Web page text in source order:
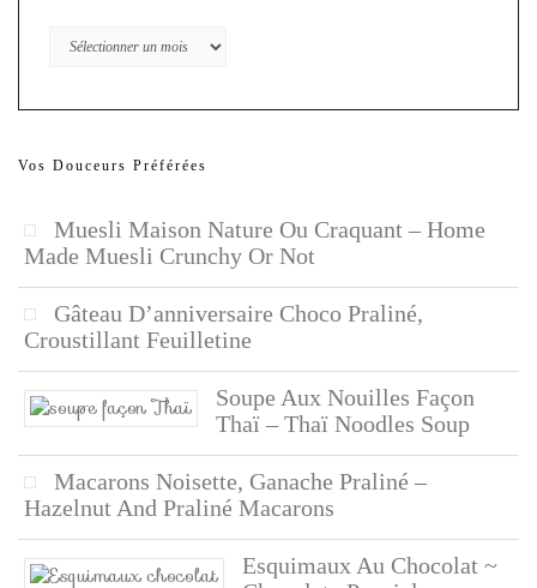
Archives
Vos Douceurs Préférées
Muesli Maison Nature Ou Craquant – Home
Made Muesli Crunchy Or Not
Gâteau D’anniversaire Choco Praliné,
Croustillant Feuilletine
Soupe Aux Nouilles Façon
Thaï – Thaï Noodles Soup
Macarons Noisette, Ganache Praliné –
Hazelnut And Praliné Macarons
Esquimaux Au Chocolat ~